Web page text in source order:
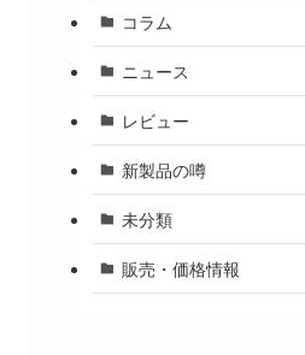
コラム
ニュース
レビュー
新製品の噂
未分類
販売・価格情報